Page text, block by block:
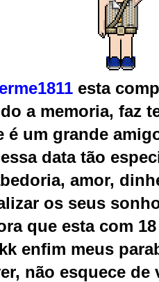
esta
a memoria, faz
é um grande
data tão
amor,
os seus
que esta com
enfim meus
não esquece de